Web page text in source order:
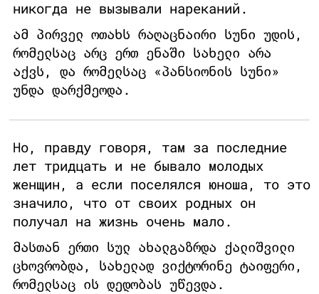
никогда не вызывали нареканий.
ამ პირველ ოთახს რაღაცნაირი სუნი უდის,
რომელსაც არც ერთ ენაში სახელი არა
აქვს, და რომელსაც «პანსიონის სუნი»
უნდა დარქმეოდა.
Но, правду говоря, там за последние
лет тридцать и не бывало молодых
женщин, а если поселялся юноша, то это
значило, что от своих родных он
получал на жизнь очень мало.
მასთან ერთი სულ ახალგაზრდა ქალიშვილი
ცხოვრობდა, სახელად ვიქტორინე ტაიფერი,
რომელსაც ის დედობას უწევდა.